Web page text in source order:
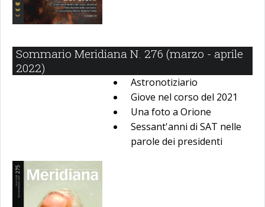
Sommario Meridiana N. 276 (marzo - aprile
2022)
Astronotiziario
Giove nel corso del 2021
Una foto a Orione
Sessant'anni di SAT nelle
parole dei presidenti